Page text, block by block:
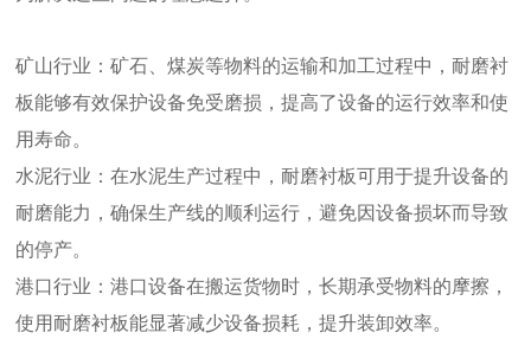
矿山行业：矿石、煤炭等物料的运输和加工过程中，耐磨衬
板能够有效保护设备免受磨损，提高了设备的运行效率和使
用寿命。
水泥行业：在水泥生产过程中，耐磨衬板可用于提升设备的
耐磨能力，确保生产线的顺利运行，避免因设备损坏而导致
的停产。
港口行业：港口设备在搬运货物时，长期承受物料的摩擦，
使用耐磨衬板能显著减少设备损耗，提升装卸效率。